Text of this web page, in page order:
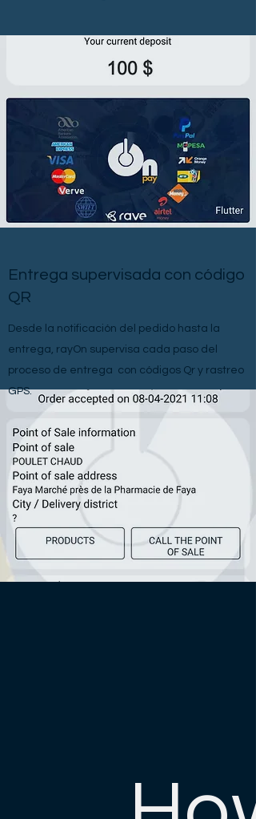
Entrega supervisada con código
QR
Desde la notificación del pedido hasta la
entrega, rayOn supervisa cada paso del
proceso de entrega con códigos Qr y rastreo
GPS.